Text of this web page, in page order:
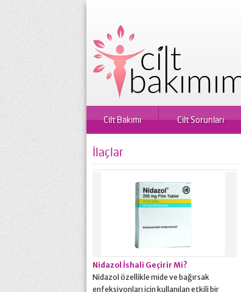
Cilt Bakımı Cilt Sorunları
İlaçlar
Nidazol İshali Geçirir Mi?
Nidazol özellikle mide ve bağırsak
enfeksiyonları için kullanılan etkili bir